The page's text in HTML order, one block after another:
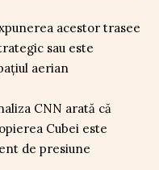
acestor trasee
sau este
aerian
CNN arată că
Cubei este
de presiune